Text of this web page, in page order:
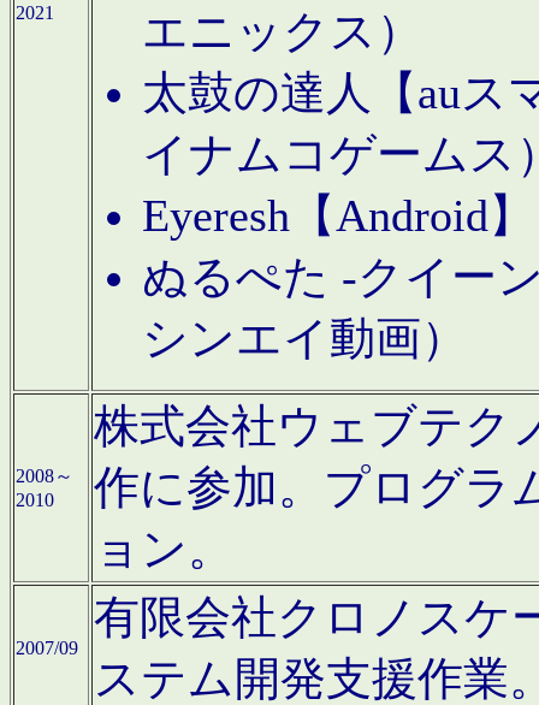
2021
エニックス）
太鼓の達人【auス
イナムコゲームス
Eyeresh【Android
ぬるぺた -クイー
シンエイ動画）
2008～
2010
株式会社ウェブテク
作に参加。プログラ
ョン。
2007/09
有限会社クロノスケ
ステム開発支援作業